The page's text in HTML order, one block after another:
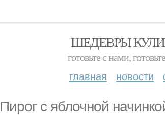
ШЕДЕВРЫ
готовьте с нами,
главная новости
Пирог с яблочной